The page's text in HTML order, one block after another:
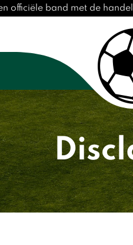
officiële band met de